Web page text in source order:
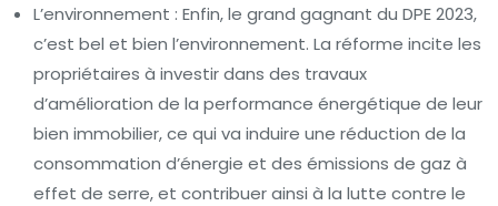
L’environnement : Enfin, le grand gagnant du DPE 2023,
c’est bel et bien l’environnement. La réforme incite les
propriétaires à investir dans des travaux
d’amélioration de la performance énergétique de leur
bien immobilier, ce qui va induire une réduction de la
consommation d’énergie et des émissions de gaz à
effet de serre, et contribuer ainsi à la lutte contre le